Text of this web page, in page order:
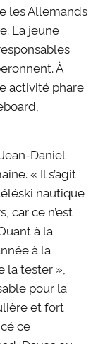
les Allemands
La jeune
À
activité phare
Daniel
« Il s’agit
nautique
car ce n’est
à la
à la
la tester »,
pour la
et fort
ce